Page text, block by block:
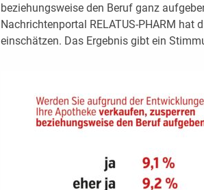
beziehungsweise den Beruf ganz
Nachrichtenportal RELATUS-PHARM hat
einschätzen. Das Ergebnis gibt ein